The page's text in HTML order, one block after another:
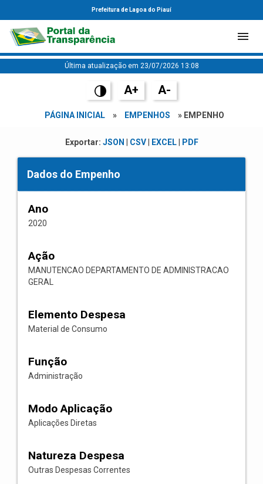
Prefeitura de Lagoa do Piauí
Última atualização em 23/07/2026 13:08
A+ A-
PÁGINA INICIAL » EMPENHOS » EMPENHO
Exportar: JSON CSV| EXCEL| PDF
Dados do Empenho
Ano
2020
Ação
MANUTENCAO DEPARTAMENTO DE ADMINISTRACAO
GERAL
Elemento Despesa
Material de Consumo
Função
Administração
Modo Aplicação
Aplicações Diretas
Natureza Despesa
Outras Despesas Correntes